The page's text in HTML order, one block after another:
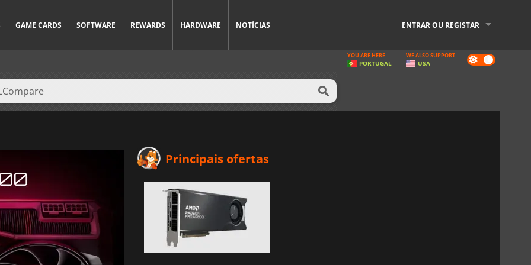
GAME CARDS SOFTWARE REWARDS HARDWARE NOTÍCIAS ENTRAR OU REGISTAR
Dark
mode
YOU ARE HERE
PORTUGAL
WE ALSO SUPPORT
USA
Principais ofertas